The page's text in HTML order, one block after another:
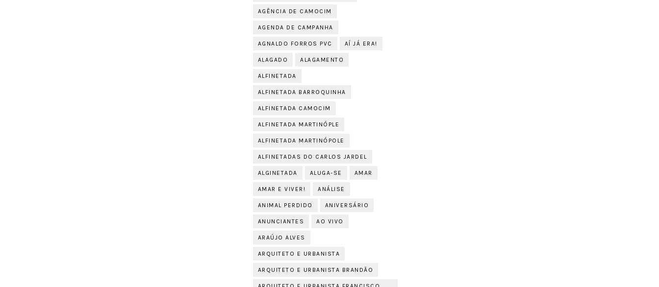
AGÊNCIA DE CAMOCIM
AGENDA DE CAMPANHA
AGNALDO FORROS PVC AÍ JÁ ERA!
ALAGADO ALAGAMENTO
ALFINETADA
ALFINETADA BARROQUINHA
ALFINETADA CAMOCIM
ALFINETADA MARTINÓPLE
ALFINETADA MARTINÓPOLE
ALFINETADAS DO CARLOS JARDEL
ALGINETADA ALUGA-SE AMAR
AMAR E VIVER! ANÁLISE
ANIMAL PERDIDO ANIVERSÁRIO
ANUNCIANTES AO VIVO
ARAÚJO ALVES
ARQUITETO E URBANISTA
ARQUITETO E URBANISTA BRANDÃO